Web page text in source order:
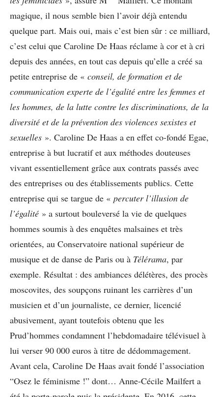
magique, il nous semble bien l’avoir déjà entendu
quelque part. Mais oui, mais c’est bien sûr : ce milliard,
c’est celui que Caroline De Haas réclame à cor et à cri
depuis des années, en tout cas depuis qu’elle a créé sa
petite entreprise de « conseil, de formation et de
communication experte de l’égalité entre les femmes et
les hommes, de la lutte contre les discriminations, de la
diversité et de la prévention des violences sexistes et
sexuelles ». Caroline De Haas a en effet co-fondé Egae,
entreprise à but lucratif et aux méthodes douteuses
vivant essentiellement grâce aux contrats passés avec
des entreprises ou des établissements publics. Cette
entreprise qui se targue de « percuter l’illusion de
l’égalité » a surtout bouleversé la vie de quelques
hommes soumis à des enquêtes malsaines et très
orientées, au Conservatoire national supérieur de
musique et de danse de Paris ou à Télérama, par
exemple. Résultat : des ambiances délétères, des procès
moscovites, des soupçons ruinant les carrières d’un
musicien et d’un journaliste, ce dernier, licencié
abusivement, ayant toutefois obtenu que les
Prud’hommes condamnent l’hebdomadaire télévisuel à
lui verser 90 000 euros à titre de dédommagement.
Avant cela, Caroline De Haas avait fondé l’association
“Osez le féminisme !” dont… Anne-Cécile Mailfert a